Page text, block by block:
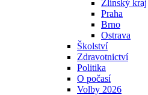
Zlínský kraj
Praha
Brno
Ostrava
Školství
Zdravotnictví
Politika
O počasí
Volby 2026